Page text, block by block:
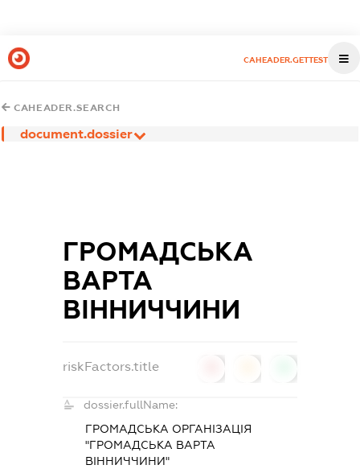
CAHEADER.GETTEST
CAHEADER.SEARCH
document.dossier
ГРОМАДСЬКА
ВАРТА
ВІННИЧЧИНИ
riskFactors.title
dossier.fullName:
ГРОМАДСЬКА ОРГАНІЗАЦІЯ
"ГРОМАДСЬКА ВАРТА
ВІННИЧЧИНИ"